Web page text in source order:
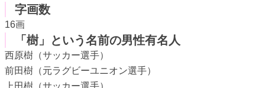
字画数
16画
「樹」という名前の男性有名人
西原樹（サッカー選手）
前田樹（元ラグビーユニオン選手）